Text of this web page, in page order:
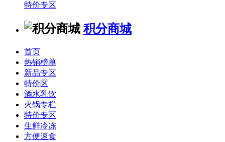
特价专区
积分商城
首页
热销榜单
新品专区
特价区
酒水乳饮
火锅专栏
特价专区
生鲜冷冻
方便速食